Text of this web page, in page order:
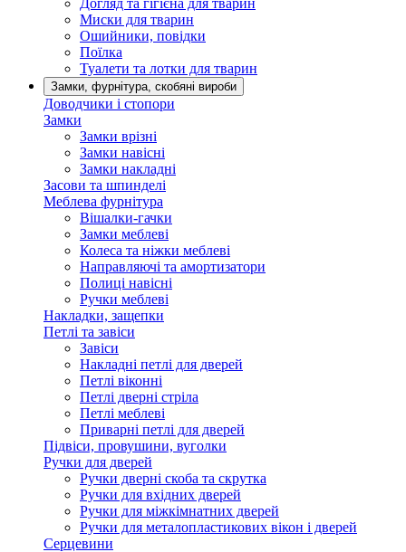
Догляд та гігієна для тварин
Миски для тварин
Ошийники, повідки
Поїлка
Туалети та лотки для тварин
Замки, фурнітура, скобяні вироби
Доводчики і стопори
Замки
Замки врізні
Замки навісні
Замки накладні
Засови та шпинделі
Меблева фурнітура
Вішалки-гачки
Замки меблеві
Колеса та ніжки меблеві
Направляючі та амортизатори
Полиці навісні
Ручки меблеві
Накладки, защепки
Петлі та завіси
Завіси
Накладні петлі для дверей
Петлі віконні
Петлі дверні стріла
Петлі меблеві
Приварні петлі для дверей
Підвіси, провушини, вуголки
Ручки для дверей
Ручки дверні скоба та скрутка
Ручки для вхідних дверей
Ручки для міжкімнатних дверей
Ручки для металопластикових вікон і дверей
Серцевини